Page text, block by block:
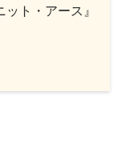
ト・アース』